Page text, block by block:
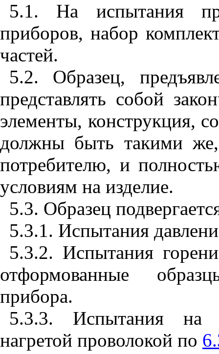
5.1. На испытания
приборов, набор
частей.
5.2. Образец,
представлять собой
элементы, конструкция,
должны быть такими
потребителю, и
условиям на изделие.
5.3. Образец
5.3.1. Испытания
5.3.2. Испытания
отформованные
прибора.
5.3.3. Испытания на
нагретой проволокой по